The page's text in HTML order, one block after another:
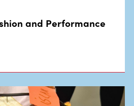
and Performance